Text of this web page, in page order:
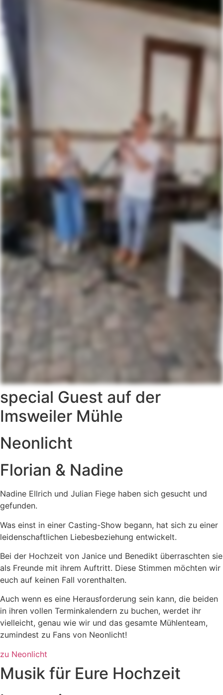
special Guest auf der
Imsweiler Mühle
Neonlicht
Florian & Nadine
Nadine Ellrich und Julian Fiege haben sich gesucht und
gefunden.
Was einst in einer Casting-Show begann, hat sich zu einer
leidenschaftlichen Liebesbeziehung entwickelt.
Bei der Hochzeit von Janice und Benedikt überraschten sie
als Freunde mit ihrem Auftritt. Diese Stimmen möchten wir
euch auf keinen Fall vorenthalten.
Auch wenn es eine Herausforderung sein kann, die beiden
in ihren vollen Terminkalendern zu buchen, werdet ihr
vielleicht, genau wie wir und das gesamte Mühlenteam,
zumindest zu Fans von Neonlicht!
zu Neonlicht
Musik für Eure Hochzeit